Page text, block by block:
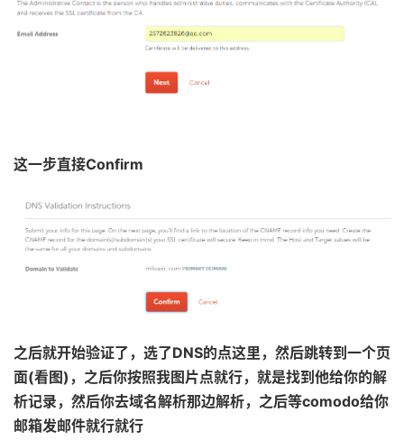
这一步直接Confirm
之后就开始验证了，选了DNS的点这里，然后跳转到一个页
面(看图)，之后你按照我图片点就行，就是找到他给你的解
析记录，然后你去域名解析那边解析，之后等comodo给你
邮箱发邮件就行就行